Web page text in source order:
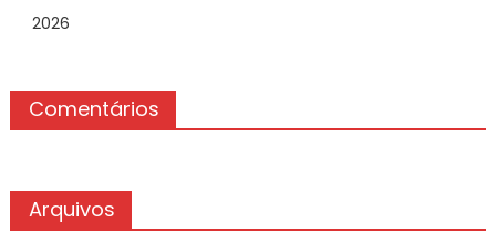
2026
Comentários
Arquivos